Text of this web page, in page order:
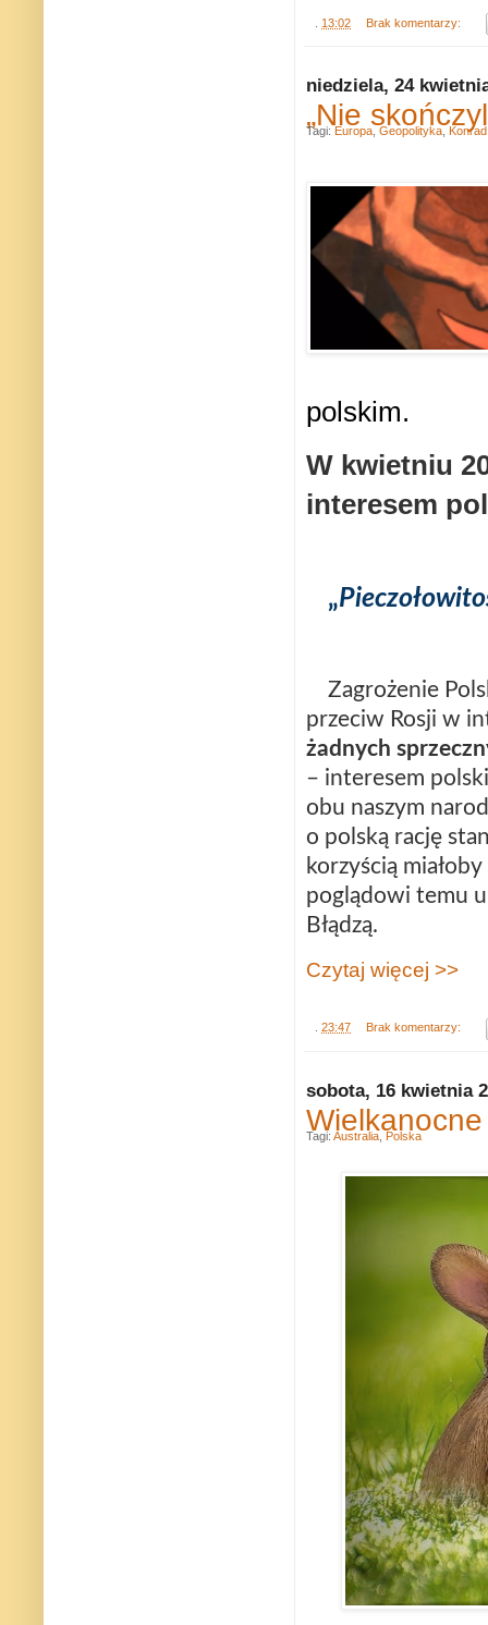
13:02 Brak komentarzy:
niedziela, 24
„Nie
polskim.
W kwietniu
interesem
„
Zagrożenie
przeciw Rosji w
żadnych
– interesem
obu naszym
o polską rację
korzyścią
poglądowi temu
Błądzą.
Czytaj więcej >>
23:47 Brak komentarzy:
Tagi: Europa Geopolityka
sobota, 16 kwietnia
Tagi: Australia Polska